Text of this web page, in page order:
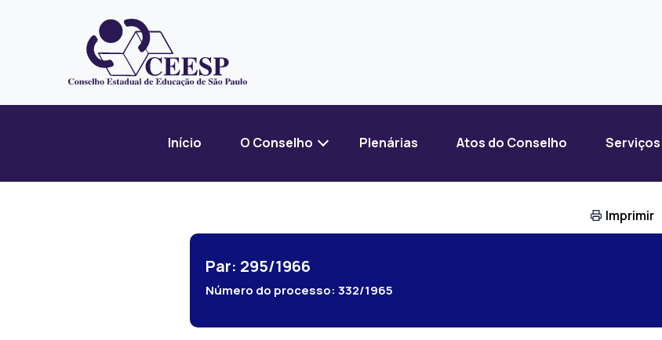
Início O Conselho Plenárias Atos do Conselho Serviços
Imprimir
Par: 295/1966
Número do processo: 332/1965